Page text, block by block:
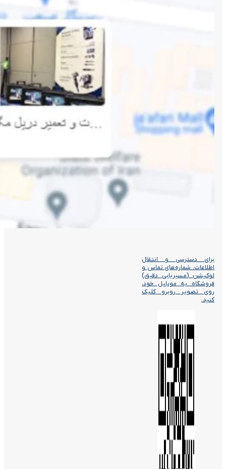
برای دسترسی و انتقال
اطلاعات، شماره‌های تماس و
لوکیشن (مسیریابی دقیق)
فروشگاه به موبایل خود،
روی تصویر روبرو کلیک
کنید.